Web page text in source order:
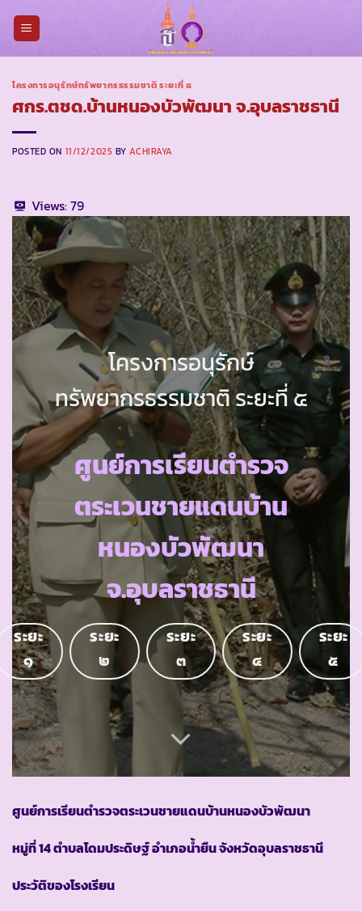
โครงการอนุรักษ์ทรัพยากรธรรมชาติ ระยะที่ ๕
ศกร.ตชด.บ้านหนองบัวพัฒนา จ.อุบลราชธานี
POSTED ON 11/12/2025 BYACHIRAYA
Views:79
โครงการอนุรักษ์
ทรัพยากรธรรมชาติ ระยะที่ ๕
ศูนย์การเรียนตำรวจ
ตระเวนชายแดนบ้าน
หนองบัวพัฒนา
จ.อุบลราชธานี
ระยะ
๑
ระยะ
๒
ระยะ
๓
ระยะ
๔
ระยะ
๕
ศูนย์การเรียนตำรวจตระเวนชายแดนบ้านหนองบัวพัฒนา
หมู่ที่ 14 ตำบลโดมประดิษฐ์ อำเภอน้ำยืน จังหวัดอุบลราชธานี
ประวัติของโรงเรียน